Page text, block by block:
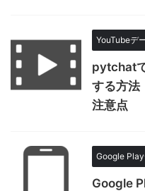
YouTubeデ
pytchat
する方法
注意点
Google
Google